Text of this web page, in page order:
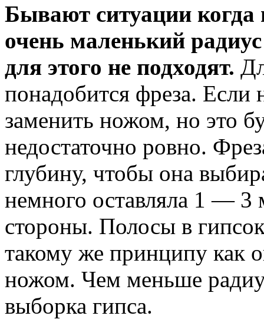
Бывают ситуации когда
очень маленький
для этого не подходят.
понадобится фреза.
заменить ножом, но это
недостаточно ровно.
глубину, чтобы она
немного оставляла 1 — 3
стороны. Полосы в
такому же принципу как
ножом. Чем меньше
выборка гипса.